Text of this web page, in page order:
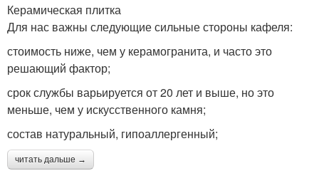
Керамическая плитка
Для нас важны следующие сильные стороны кафеля:
стоимость ниже, чем у керамогранита, и часто это
решающий фактор;
срок службы варьируется от 20 лет и выше, но это
меньше, чем у искусственного камня;
состав натуральный, гипоаллергенный;
читать дальше →